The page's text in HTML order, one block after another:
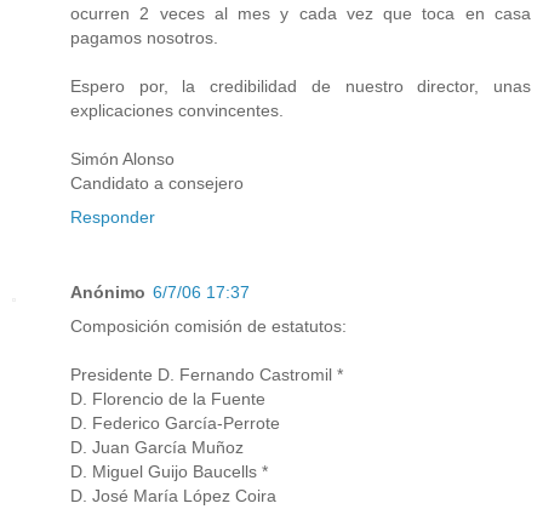
ocurren 2 veces al mes y cada vez que toca en casa
pagamos nosotros.
Espero por, la credibilidad de nuestro director, unas
explicaciones convincentes.
Simón Alonso
Candidato a consejero
Responder
Anónimo 6/7/06 17:37
Composición comisión de estatutos:
Presidente D. Fernando Castromil *
D. Florencio de la Fuente
D. Federico García-Perrote
D. Juan García Muñoz
D. Miguel Guijo Baucells *
D. José María López Coira